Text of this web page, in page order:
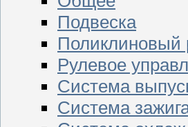
Подвеска
Поликлиновый
Рулевое
Система
Система